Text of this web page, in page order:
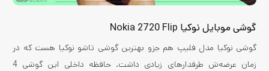
گوشی موبایل نوکیا Nokia 2720 Flip
گوشی نوکیا مدل فلیپ هم جزو بهترین گوشی تاشو نوکیا هست که در
زمان عرضه‌ش طرفدارهای زیادی داشت. حافظه داخلی این گوشی 4